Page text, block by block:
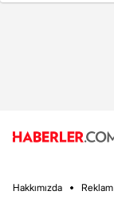
Hakkımızda Reklam